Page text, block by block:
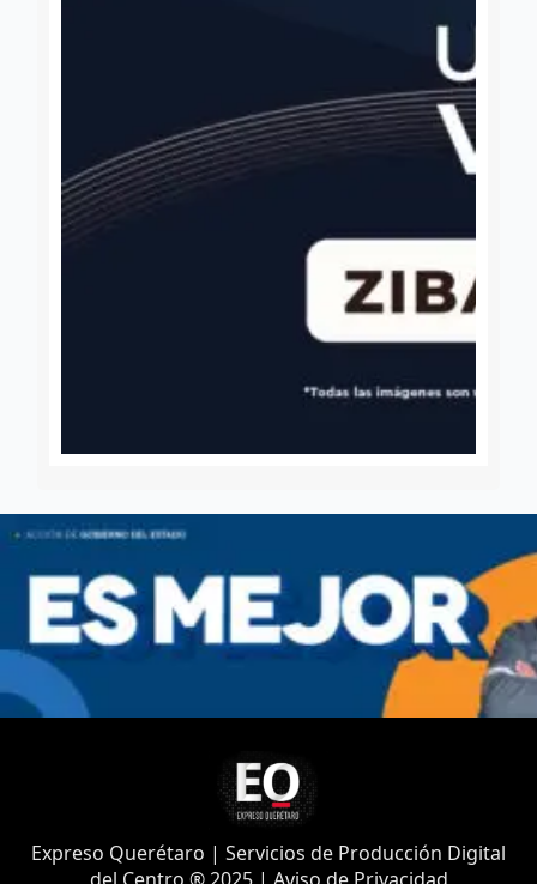
Expreso Querétaro | Servicios de Producción Digital